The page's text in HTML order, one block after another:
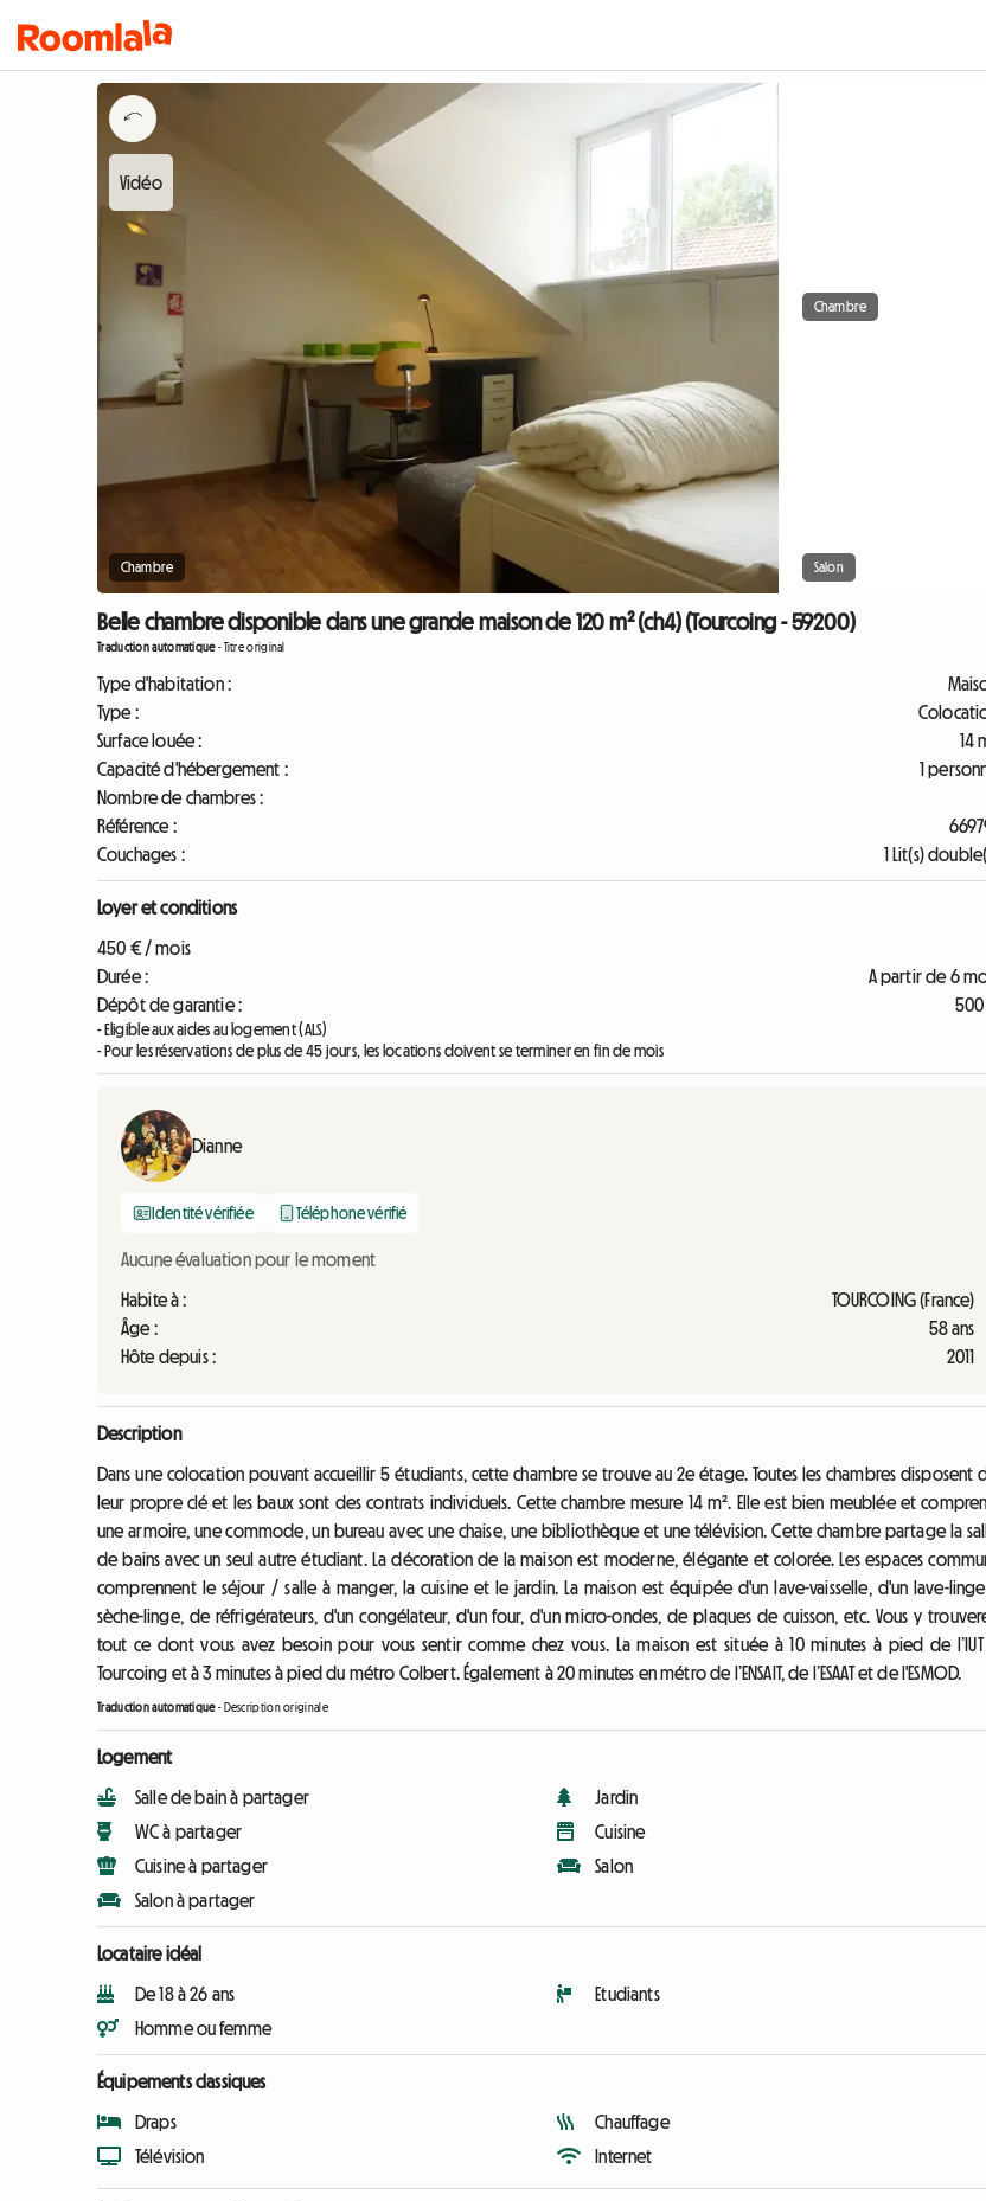
Chambre
Chambre
Salon
Belle chambre disponible dans une grande maison de 120 m² (ch4) (Tourcoing - 59200)
Traduction automatique-Titre original
Type d'habitation :
Type :
Surface louée :
14
Capacité d'hébergement :
1
Nombre de chambres :
Référence :
Couchages :
1 Lit(s)
Loyer et conditions
450 € / mois
Durée :
A partir de 6
Dépôt de garantie :
- Eligible aux aides au logement (ALS)
- Pour les réservations de plus de 45 jours, les locations doivent se terminer en fin de mois
Dianne
Identité vérifiée Téléphone vérifié
Aucune évaluation pour le moment
Habite à :
TOURCOING (France)
Âge :
58 ans
Hôte depuis :
2011
Description
Dans une colocation pouvant accueillir 5 étudiants, cette chambre se trouve au 2e étage. Toutes les chambres disposent
leur propre clé et les baux sont des contrats individuels. Cette chambre mesure 14 m². Elle est bien meublée et
une armoire, une commode, un bureau avec une chaise, une bibliothèque et une télévision. Cette chambre partage la
de bains avec un seul autre étudiant. La décoration de la maison est moderne, élégante et colorée. Les espaces
comprennent le séjour / salle à manger, la cuisine et le jardin. La maison est équipée d'un lave-vaisselle, d'un lave-
sèche-linge, de réfrigérateurs, d'un congélateur, d'un four, d'un micro-ondes, de plaques de cuisson, etc. Vous y
tout ce dont vous avez besoin pour vous sentir comme chez vous. La maison est située à 10 minutes à pied de l’IUT
Tourcoing et à 3 minutes à pied du métro Colbert. Également à 20 minutes en métro de l’ENSAIT, de l’ESAAT et de l'ESMOD.
Traduction automatique- Description originale
Logement
Salle de bain à partager
WC à partager
Cuisine à partager
Salon à partager
Jardin
Cuisine
Salon
Locataire idéal
De 18 à 26 ans
Homme ou femme
Etudiants
Équipements classiques
Draps
Télévision
Chauffage
Internet